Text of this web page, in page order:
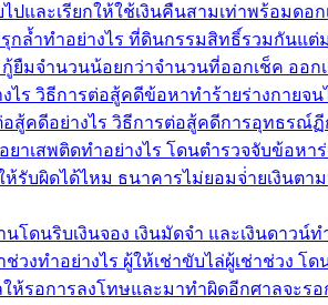
และเรียกให้ใช้เงินคืนสามเท่าพร้อมด
กล้ำทำอย่างไร ที่ดินกรรมสิทธิ์รวมกันแ
ยืมจำนวนน้อยกว่าจำนวนที่ออกเช็ค ออก
ร วิธีการต่อสู้คดีข้อหาทำร้ายร่างกายจ
สู้คดีอย่างไร วิธีการต่อสู้คดีการอุทธรณ์
าเสพติดทำอย่างไร โดนตำรวจจับข้อห
ผิดได้ไหม ธนาคารไม่ยอมจ่่ายเงินตา
ดนริบเงินจอง เงินมัดจำ และเงินดาวน์ท
งทำอย่างไร ผู้ให้เช่าขับไล่ผู้เช่าช่วง โ
รอการลงโทษและมาทำผิดอีกศาลจะร